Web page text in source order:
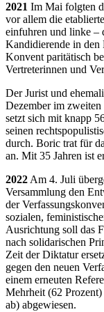
2021 Im Mai folgten
vor allem die
einfuhren und linke –
Kandidierende in
Konvent paritätisch
Vertreterinnen und
Der Jurist und
Dezember im
setzt sich mit knapp
seinen
durch. Boric trat für
an. Mit 35 Jahren ist
2022 Am 4. Juli
Versammlung den
der
sozialen,
Ausrichtung soll das
nach solidarischen
Zeit der Diktatur
gegen den neuen
einem erneuten
Mehrheit (62
ab) abgewiesen.